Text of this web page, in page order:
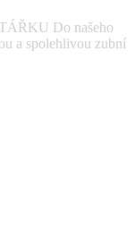
Do našeho
a spolehlivou zubní